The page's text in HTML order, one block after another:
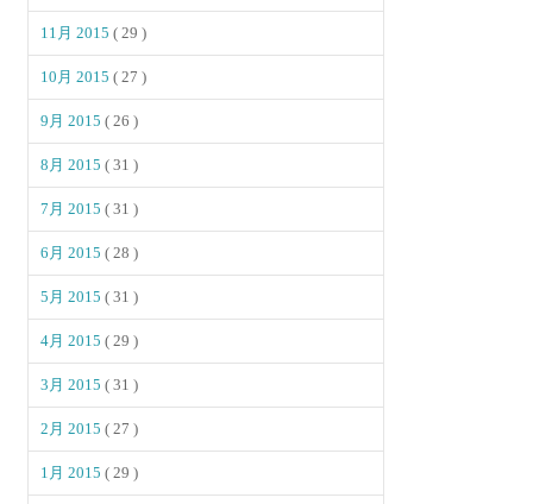
11月 2015( 29 )
10月 2015( 27 )
9月 2015( 26 )
8月 2015( 31 )
7月 2015( 31 )
6月 2015( 28 )
5月 2015( 31 )
4月 2015( 29 )
3月 2015( 31 )
2月 2015( 27 )
1月 2015( 29 )